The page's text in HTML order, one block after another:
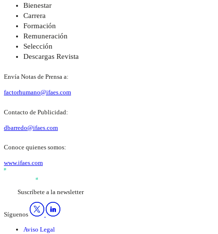
Bienestar
Carrera
Formación
Remuneración
Selección
Descargas Revista
Envía Notas de Prensa a:
factorhumano@ifaes.com
Contacto de Publicidad:
dbarredo@ifaes.com
Conoce quienes somos:
www.ifaes.com
Suscríbete a la newsletter
Síguenos
Aviso Legal